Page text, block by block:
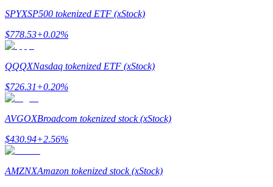
Aprenda cómo mantenerse rentable
SPYXSP500 tokenized ETF (xStock)
$778.53+0.02%
QQQXNasdaq tokenized ETF (xStock)
$726.31+0.20%
AVGOXBroadcom tokenized stock (xStock)
$430.94+2.56%
AMZNXAmazon tokenized stock (xStock)